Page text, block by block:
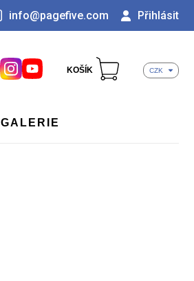
info@pagefive.com Přihlásit
KOŠÍK CZK
GALERIE